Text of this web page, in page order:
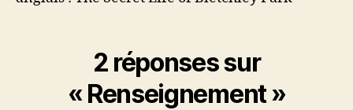
2 réponses sur
« Renseignement »